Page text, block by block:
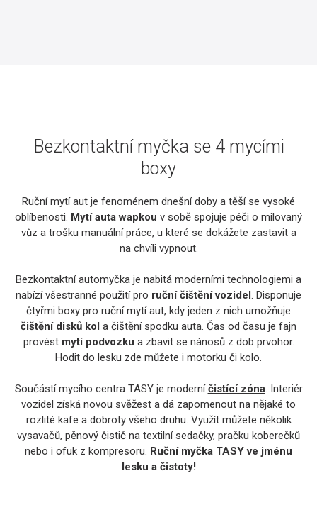
Bezkontaktní myčka se 4 mycími
boxy
Ruční mytí aut je fenoménem dnešní doby a těší se vysoké
oblíbenosti. Mytí auta wapkou v sobě spojuje péči o milovaný
vůz a trošku manuální práce, u které se dokážete zastavit a
na chvíli vypnout.
Bezkontaktní automyčka je nabitá moderními technologiemi a
nabízí všestranné použití pro ruční čištění vozidel . Disponuje
čtyřmi boxy pro ruční mytí aut, kdy jeden z nich umožňuje
čištění disků kol a čištění spodku auta. Čas od času je fajn
provést mytí podvozku a zbavit se nánosů z dob prvohor.
Hodit do lesku zde můžete i motorku či kolo.
Součástí mycího centra TASY je moderníčistící zóna. Interiér
vozidel získá novou svěžest a dá zapomenout na nějaké to
rozlité kafe a dobroty všeho druhu. Využít můžete několik
vysavačů, pěnový čistič na textilní sedačky, pračku koberečků
nebo i ofuk z kompresoru. Ruční myčka TASY ve jménu
lesku a čistoty!